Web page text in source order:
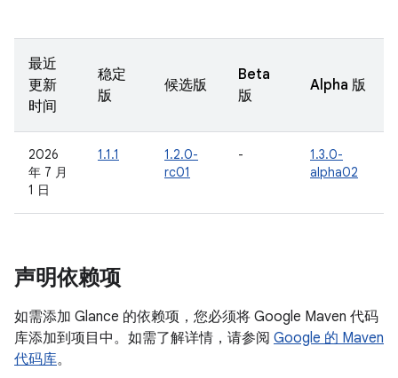
最近
更新
时间
稳定
版
候选版
Beta
版
Alpha 版
2026
年 7 月
1 日
1.1.1
1.2.0-
rc01
-
1.3.0-
alpha02
声明依赖项
如需添加 Glance 的依赖项，您必须将 Google Maven 代码
库添加到项目中。如需了解详情，请参阅 Google 的 Maven
代码库。